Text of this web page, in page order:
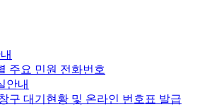
주요 민원 전화번호
안내
구 대기현황 및 온라인 번호표 발급